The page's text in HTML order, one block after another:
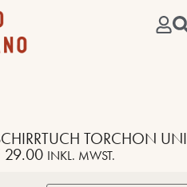
TORCHON UNI
29.00 INKL. MWST.